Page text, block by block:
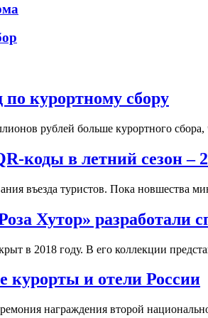
по курортному сбору
рублей больше курортного
коды в летний сезон –
въезда туристов. Пока новшества
Хутор»
в 2018 году. В его коллекции
и отели России
награждения второй